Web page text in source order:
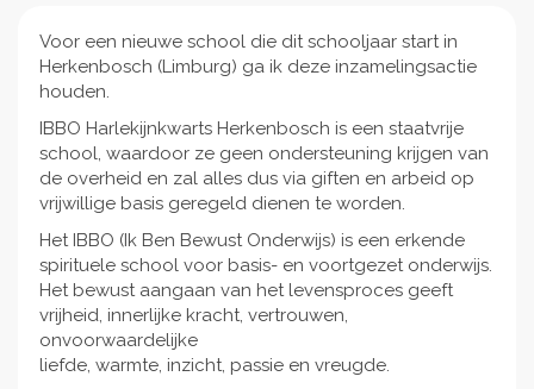
Voor een nieuwe school die dit schooljaar start in
Herkenbosch (Limburg) ga ik deze inzamelingsactie
houden.
IBBO Harlekijnkwarts Herkenbosch is een staatvrije
school, waardoor ze geen ondersteuning krijgen van
de overheid en zal alles dus via giften en arbeid op
vrijwillige basis geregeld dienen te worden.
Het IBBO (Ik Ben Bewust Onderwijs) is een erkende
spirituele school voor basis- en voortgezet onderwijs.
Het bewust aangaan van het levensproces geeft
vrijheid, innerlijke kracht, vertrouwen,
onvoorwaardelijke
liefde, warmte, inzicht, passie en vreugde.